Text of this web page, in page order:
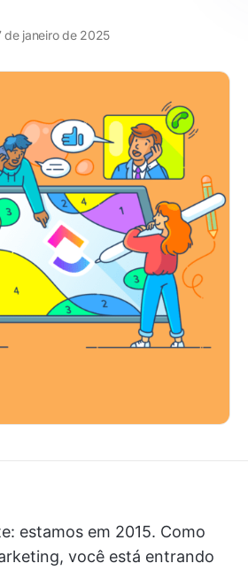
de janeiro de 2025
estamos em 2015. Como
você está entrando